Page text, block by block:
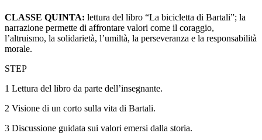
CLASSE QUINTA: lettura del libro “La bicicletta di Bartali”; la
narrazione permette di affrontare valori come il coraggio,
l’altruismo, la solidarietà, l’umiltà, la perseveranza e la responsabilità
morale.
STEP
1 Lettura del libro da parte dell’insegnante.
2 Visione di un corto sulla vita di Bartali.
3 Discussione guidata sui valori emersi dalla storia.